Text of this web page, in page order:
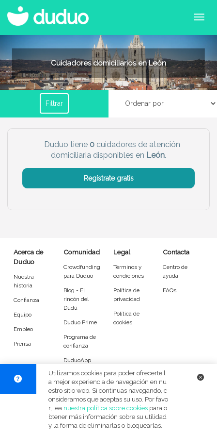
Cuidadores domiciliarios en León
Filtrar
Filtrar por horario
Tu dudú ideal
Chico Chica
Más servicio del dudú
Canguro Profesor
Acompañamiento
Tareas
Ayuda para levantar y colocar
Ayuda con la medicación
Servicios de limpieza Apoyo durante actividades
Gestión del correo Clasificación de documentos
Duduo tiene 0 cuidadores de atención
domiciliaria disponibles en León.
Regístrate gratis
Acerca de
Duduo
Nuestra
historia
Confianza
Equipo
Empleo
Prensa
Comunidad
Crowdfunding
para Duduo
Blog - El
rincón del
Dudú
Duduo Prime
Programa de
confianza
DuduoApp
Legal
Términos y
condiciones
Política de
privacidad
Política de
cookies
Contacta
Centro de
ayuda
FAQs
© Duduo 2026 Facebook
Utilizamos cookies para poder ofrecerte l
a mejor experiencia de navegación en nu
estro sitio web. Si continuas navegando, c
onsideramos que aceptas su uso. Por favo
r, lea nuestra política sobre cookiespara o
btener más información sobre su utilidad
y la forma de eliminarlas o bloquearlas.